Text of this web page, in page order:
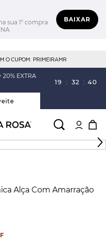
sua 1° compra.
BAIXAR
O CUPOM: PRIMEIRAMR
EXTRA
19 : 32 : 39
Alça Com Amarração